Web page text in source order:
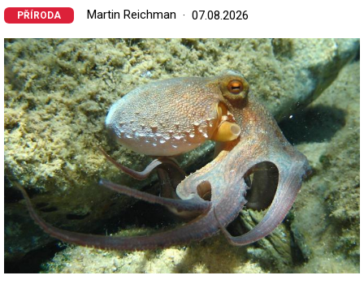
PŘÍRODA Martin Reichman 07.08.2026
Image